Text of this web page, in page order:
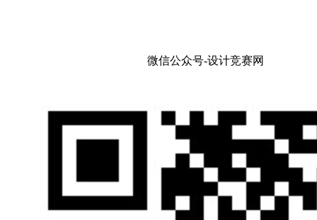
微信公众号-设计竞赛网